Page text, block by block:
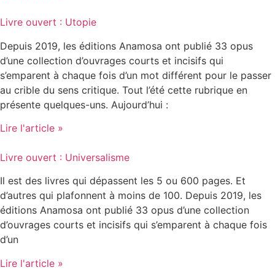
Livre ouvert : Utopie
Depuis 2019, les éditions Anamosa ont publié 33 opus
d’une collection d’ouvrages courts et incisifs qui
s’emparent à chaque fois d’un mot différent pour le passer
au crible du sens critique. Tout l’été cette rubrique en
présente quelques-uns. Aujourd’hui :
Lire l'article »
Livre ouvert : Universalisme
Il est des livres qui dépassent les 5 ou 600 pages. Et
d’autres qui plafonnent à moins de 100. Depuis 2019, les
éditions Anamosa ont publié 33 opus d’une collection
d’ouvrages courts et incisifs qui s’emparent à chaque fois
d’un
Lire l'article »